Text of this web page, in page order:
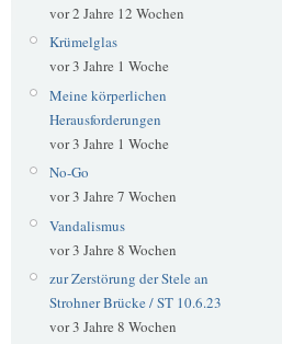
vor 2 Jahre 12 Wochen
Krümelglas
vor 3 Jahre 1 Woche
Meine körperlichen
Herausforderungen
vor 3 Jahre 1 Woche
No-Go
vor 3 Jahre 7 Wochen
Vandalismus
vor 3 Jahre 8 Wochen
zur Zerstörung der Stele an
Strohner Brücke / ST 10.6.23
vor 3 Jahre 8 Wochen